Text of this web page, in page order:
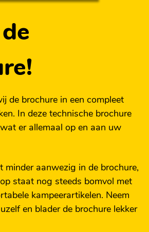
de brochure in een compleet
In deze technische brochure
er allemaal op en aan uw
minder aanwezig in de brochure,
staat nog steeds bomvol met
kampeerartikelen. Neem
en blader de brochure lekker